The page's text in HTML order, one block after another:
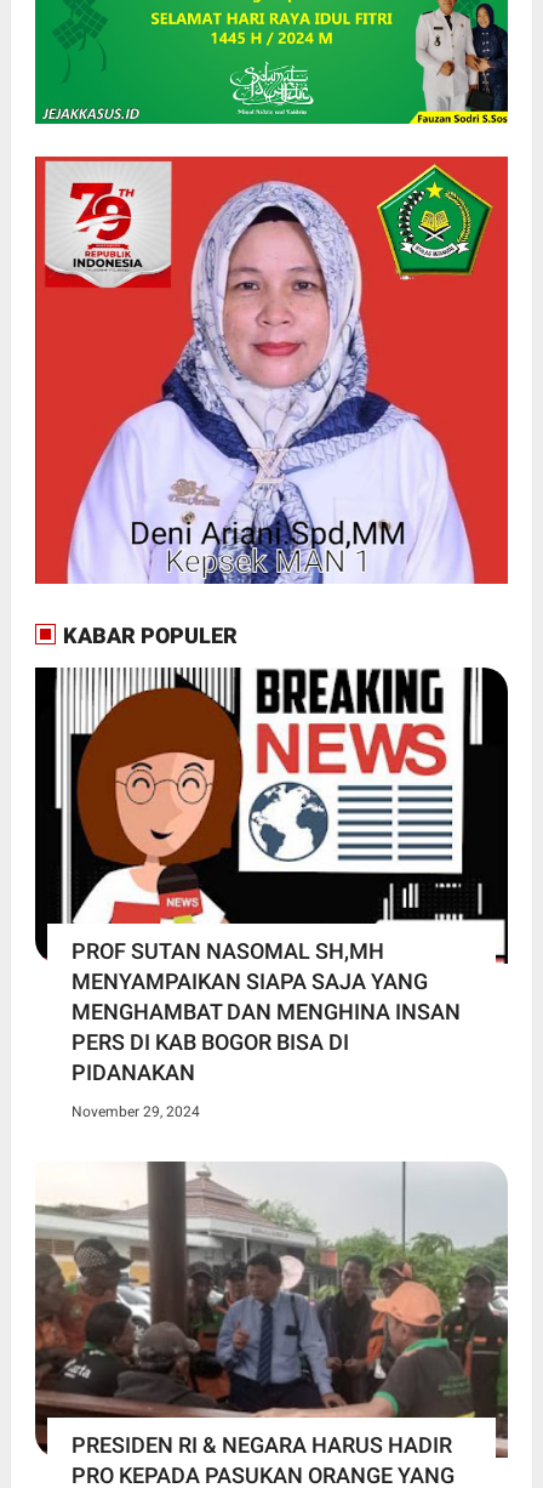
KABAR POPULER
PROF SUTAN NASOMAL SH,MH
MENYAMPAIKAN SIAPA SAJA YANG
MENGHAMBAT DAN MENGHINA INSAN
PERS DI KAB BOGOR BISA DI
PIDANAKAN
November 29, 2024
PRESIDEN RI & NEGARA HARUS HADIR
PRO KEPADA PASUKAN ORANGE YANG